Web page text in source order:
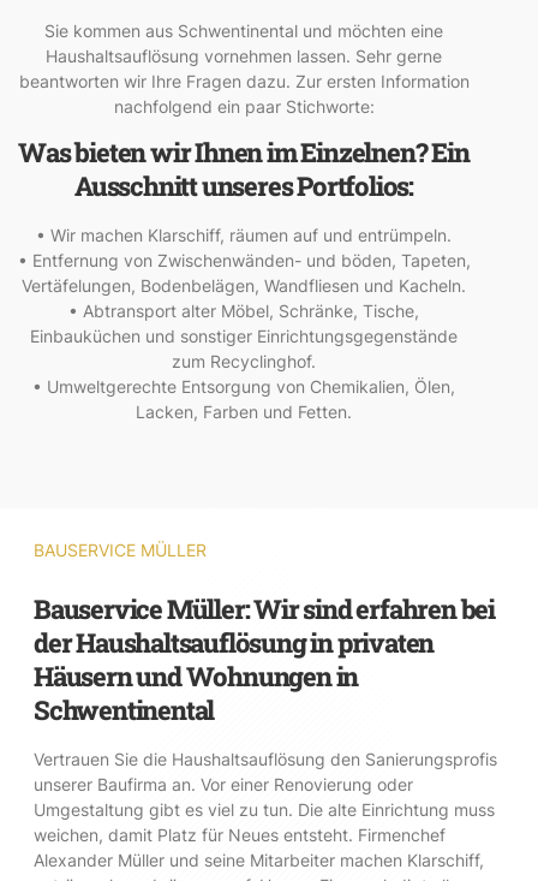
Sie kommen aus Schwentinental und möchten eine
Haushaltsauflösung vornehmen lassen. Sehr gerne
beantworten wir Ihre Fragen dazu. Zur ersten Information
nachfolgend ein paar Stichworte:
Was bieten wir Ihnen im Einzelnen? Ein
Ausschnitt unseres Portfolios:
• Wir machen Klarschiff, räumen auf und entrümpeln.
• Entfernung von Zwischenwänden- und böden, Tapeten,
Vertäfelungen, Bodenbelägen, Wandfliesen und Kacheln.
• Abtransport alter Möbel, Schränke, Tische,
Einbauküchen und sonstiger Einrichtungsgegenstände
zum Recyclinghof.
• Umweltgerechte Entsorgung von Chemikalien, Ölen,
Lacken, Farben und Fetten.
BAUSERVICE MÜLLER
Bauservice Müller: Wir sind erfahren bei
der Haushaltsauflösung in privaten
Häusern und Wohnungen in
Schwentinental
Vertrauen Sie die Haushaltsauflösung den Sanierungsprofis
unserer Baufirma an. Vor einer Renovierung oder
Umgestaltung gibt es viel zu tun. Die alte Einrichtung muss
weichen, damit Platz für Neues entsteht. Firmenchef
Alexander Müller und seine Mitarbeiter machen Klarschiff,